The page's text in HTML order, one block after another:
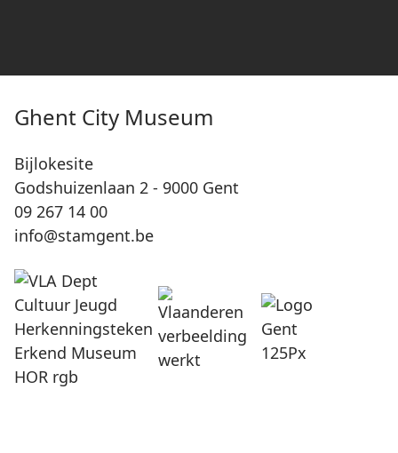
Ghent City Museum
Bijlokesite
Godshuizenlaan 2 - 9000 Gent
09 267 14 00
info@stamgent.be